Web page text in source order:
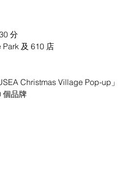
分
及 610 店
Christmas Village Pop-up」
個品牌